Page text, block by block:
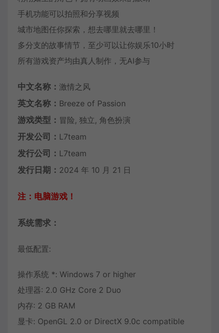
手机功能可以拍照和分享视频
城市地图任你探索，想去哪里就去哪里！
多分支的故事情节，至少可以让你娱乐10小时
所有游戏资产均由真人制作，无AI参与
中文名称： 激情之风
英文名称： Breeze of Passion
游戏类型： 冒险, 独立, 角色扮演
开发公司： L7team
发行公司： L7team
发行日期： 2024 年 10 月 21 日
注：电脑游戏！
系统需求：
最低配置:
操作系统 *: Windows 7 or higher
处理器: 2.0 GHz Core 2 Duo
内存: 2 GB RAM
显卡: OpenGL 2.0 or DirectX 9.0c compatible